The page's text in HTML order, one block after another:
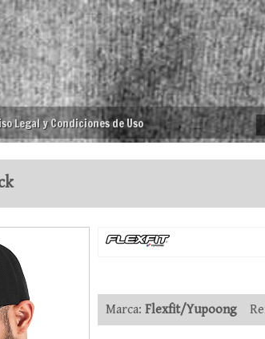
Legal y Condiciones de Uso
Marca: Flexfit/Yupoong